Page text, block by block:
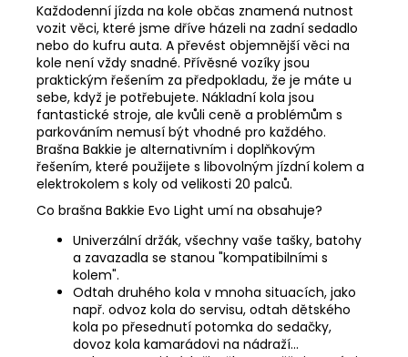
Každodenní jízda na kole občas znamená nutnost
vozit věci, které jsme dříve házeli na zadní sedadlo
nebo do kufru auta. A převést objemnější věci na
kole není vždy snadné. Přívěsné vozíky jsou
praktickým řešením za předpokladu, že je máte u
sebe, když je potřebujete. Nákladní kola jsou
fantastické stroje, ale kvůli ceně a problémům s
parkováním nemusí být vhodné pro každého.
Brašna Bakkie je alternativním i doplňkovým
řešením, které použijete s libovolným jízdní kolem a
elektrokolem s koly od velikosti 20 palců.
Co brašna Bakkie Evo Light umí na obsahuje?
Univerzální držák, všechny vaše tašky, batohy
a zavazadla se stanou "kompatibilními s
kolem".
Odtah druhého kola v mnoha situacích, jako
např. odvoz kola do servisu, odtah dětského
kola po přesednutí potomka do sedačky,
dovoz kola kamarádovi na nádraží...